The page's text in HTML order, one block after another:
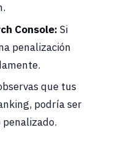
Console: Si
penalización
que tus
podría ser